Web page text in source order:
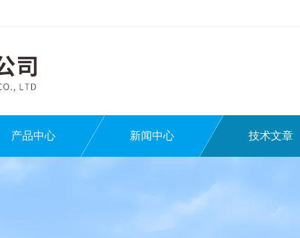
产品中心 新闻中心 技术文章